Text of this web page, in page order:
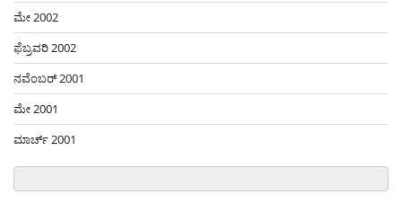
ಮೇ 2002
ಫೆಬ್ರವರಿ 2002
ನವೆಂಬರ್ 2001
ಮೇ 2001
ಮಾರ್ಚ್ 2001